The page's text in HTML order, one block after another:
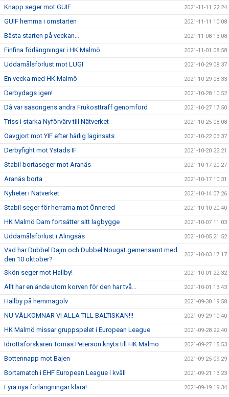
Knapp seger mot GUIF 2021-11-11 22:24
GUIF hemma i omstarten 2021-11-11 10:08
Bästa starten på veckan… 2021-11-08 13:08
Finfina förlängningar i HK Malmö 2021-11-01 08:58
Uddamålsförlust mot LUGI 2021-10-29 08:37
En vecka med HK Malmö 2021-10-29 08:33
Derbydags igen! 2021-10-28 10:52
Då var säsongens andra Frukostträff genomförd 2021-10-27 17:50
Triss i starka Nyförvärv till Nätverket 2021-10-25 08:08
Oavgjort mot YIF efter härlig laginsats 2021-10-22 03:37
Derbyfight mot Ystads IF 2021-10-20 23:21
Stabil bortaseger mot Aranäs 2021-10-17 20:27
Aranäs borta 2021-10-17 10:31
Nyheter i Nätverket 2021-10-14 07:26
Stabil seger för herrarna mot Önnered 2021-10-10 20:40
HK Malmö Dam fortsätter sitt lagbygge 2021-10-07 11:03
Uddamålsförlust i Alingsås 2021-10-05 21:52
Vad har Dubbel Dajm och Dubbel Nougat gemensamt med
den 10 oktober?
2021-10-03 17:17
Skön seger mot Hallby! 2021-10-01 22:32
Allt har en ände utom korven för den har två... 2021-10-01 13:43
Hallby på hemmagolv 2021-09-30 19:58
NU VÄLKOMNAR VI ALLA TILL BALTISKAN!!! 2021-09-29 10:40
HK Malmö missar gruppspelet i European League 2021-09-28 22:40
Idrottsforskaren Tomas Peterson knyts till HK Malmö 2021-09-27 15:53
Bottennapp mot Bajen 2021-09-25 09:29
Bortamatch i EHF European League i kväll 2021-09-21 13:23
Fyra nya förlängningar klara! 2021-09-19 19:34